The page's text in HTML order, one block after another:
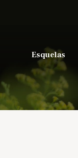
Esquelas